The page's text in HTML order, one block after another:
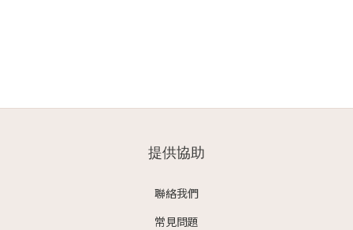
提供協助
聯絡我們
常見問題